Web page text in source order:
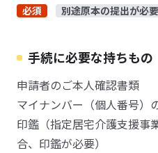
必須 別途原本の提出が必要
手続に必要な持ちもの
申請者のご本人確認書類
マイナンバー（個人番号）
印鑑（指定居宅介護支援事
合、印鑑が必要）